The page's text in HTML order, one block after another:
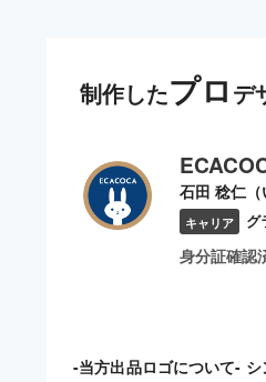
制作したプロ デ
石田 稔仁（
キャリア グ
身分証確認
-当方出品ロゴについて-